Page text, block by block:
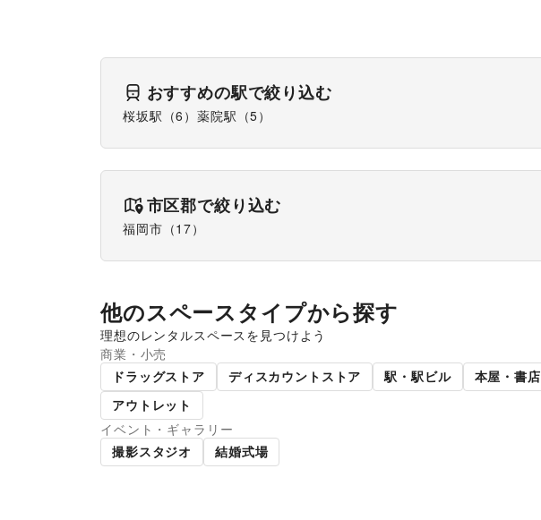
おすすめの駅で絞り込む
桜坂駅 （6 ）薬院駅 （5）
市区郡で絞り込む
福岡市 （17）
他のスペースタイプから探す
理想のレンタルスペースを見つけよう
ショッピングモール スーパーマーケット
商業・小売
ドラッグストア
ディスカウントストア 駅・駅ビル
本屋・書店
アウトレット
イベント・ギャラリー
撮影スタジオ
結婚式場